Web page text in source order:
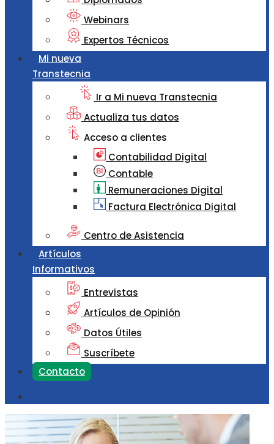
Webinars
Expertos Técnicos
Mi nueva
Transtecnia
Ir a Mi nueva Transtecnia
Actualiza tus datos
Acceso a clientes
Contabilidad Digital
Contable
Remuneraciones Digital
Factura Electrónica Digital
Centro de Asistencia
Artículos
Informativos
Entrevistas
Artículos de Opinión
Datos Útiles
Suscríbete
Contacto